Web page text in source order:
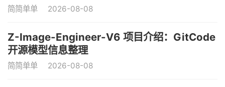
简简单单 2026-08-08
Z-Image-Engineer-V6 项目介绍：GitCode
开源模型信息整理
简简单单 2026-08-08